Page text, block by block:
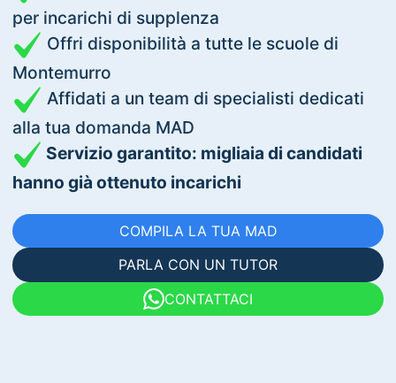
per incarichi di supplenza
Offri disponibilità a tutte le scuole di
Montemurro
Affidati a un team di specialisti dedicati
alla tua domanda MAD
Servizio garantito: migliaia di candidati
hanno già ottenuto incarichi
COMPILA LA TUA MAD
PARLA CON UN TUTOR
CONTATTACI